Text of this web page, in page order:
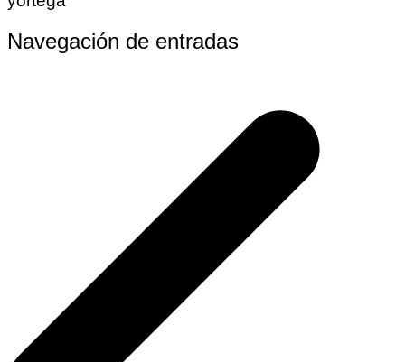
Navegación de entradas